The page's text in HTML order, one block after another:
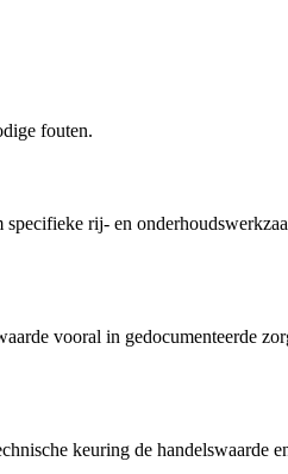
fouten.
rij- en
vooral in gedocumenteerde
keuring de handelswaarde